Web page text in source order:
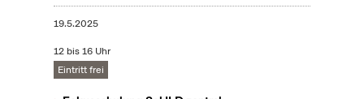
19.5.2025
12 bis 16 Uhr
Eintritt frei